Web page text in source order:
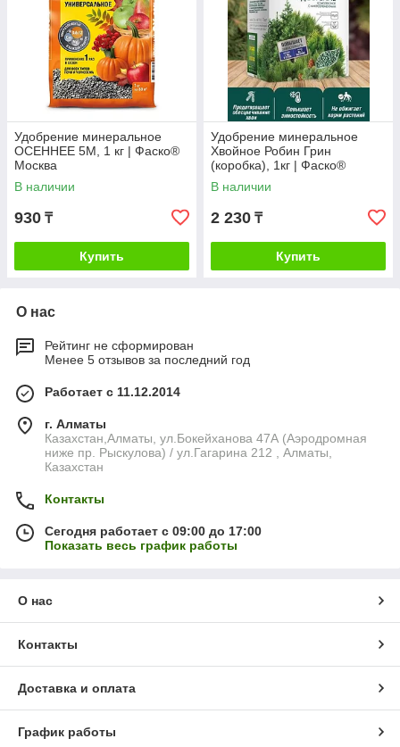
Удобрение минеральное
ОСЕННЕЕ 5M, 1 кг | Фаско®
Москва
В наличии
930 ₸
Купить
Удобрение минеральное
Хвойное Робин Грин
(коробка), 1кг | Фаско®
Москва
В наличии
2 230 ₸
Купить
О нас
Рейтинг не сформирован
Менее 5 отзывов за последний год
Работает с 11.12.2014
г. Алматы
Казахстан,Алматы, ул.Бокейханова 47А (Аэродромная
ниже пр. Рыскулова) / ул.Гагарина 212 , Алматы,
Казахстан
Контакты
Сегодня работает с 09:00 до 17:00
Показать весь график работы
О нас
Контакты
Доставка и оплата
График работы